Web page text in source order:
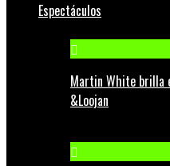
Espectáculos
Martin White brilla
&Loojan